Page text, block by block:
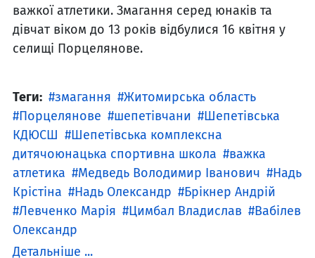
важкої атлетики. Змагання серед юнаків та
дівчат віком до 13 років відбулися 16 квітня у
селищі Порцелянове.
Теги: змагання
Житомирська область
Порцелянове
шепетівчани
Шепетівська
КДЮСШ
Шепетівська комплексна
дитячоюнацька спортивна школа
важка
атлетика
Медведь Володимир Іванович
Надь
Крістіна
Надь Олександр
Брікнер Андрій
Левченко Марія
Цимбал Владислав
Вабілев
Олександр
Детальніше ...